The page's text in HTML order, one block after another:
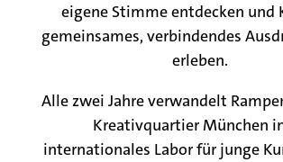
eigene Stimme entdecken und
gemeinsames, verbindendes
erleben.
Alle zwei Jahre verwandelt
Kreativquartier München
internationales Labor für junge